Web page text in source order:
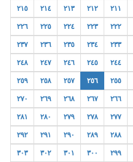
٢١١ ٢١٢ ٢١٣ ٢١٤ ٢١٥
٢٢٢ ٢٢٣ ٢٢٤ ٢٢٥ ٢٢٦
٢٣٣ ٢٣٤ ٢٣٥ ٢٣٦ ٢٣٧
٢٤٤ ٢٤٥ ٢٤٦ ٢٤٧ ٢٤٨
٢٥٥ ٢٥٦ ٢٥٧ ٢٥٨ ٢٥٩
٢٦٦ ٢٦٧ ٢٦٨ ٢٦٩ ٢٧٠
٢٧٧ ٢٧٨ ٢٧٩ ٢٨٠ ٢٨١
٢٨٨ ٢٨٩ ٢٩٠ ٢٩١ ٢٩٢
٢٩٩ ٣٠٠ ٣٠١ ٣٠٢ ٣٠٣